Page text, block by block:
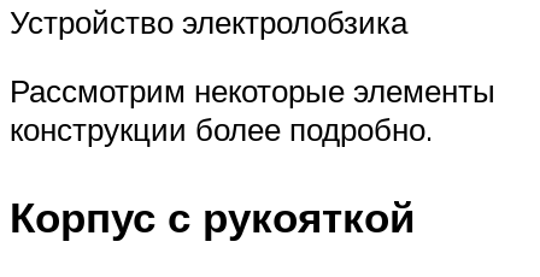
Устройство электролобзика
Рассмотрим некоторые элементы
конструкции более подробно.
Корпус с рукояткой